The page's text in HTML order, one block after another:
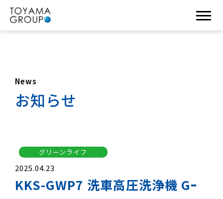
News
お知らせ
グリーンライフ
2025.04.23
KKS-GWP7 洗車高圧洗浄機 Gｰ